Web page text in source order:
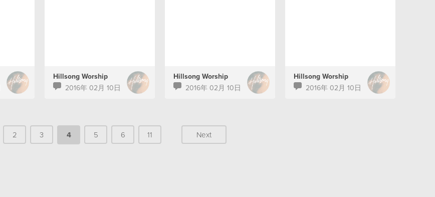
Hillsong Worship
2016年 02月 10日
Hillsong Worship
2016年 02月 10日
Hillsong Worship
2016年 02月 10日
2 3 4 5 6 11 Next